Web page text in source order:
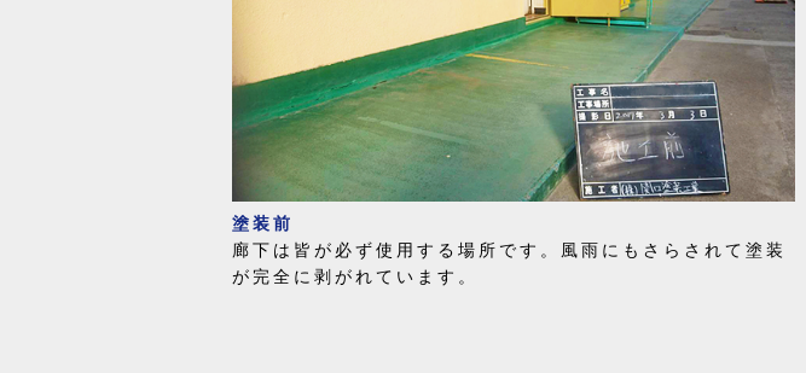
塗装前
廊下は皆が必ず使用する場所です。風雨にもさらされて塗装
が完全に剥がれています。